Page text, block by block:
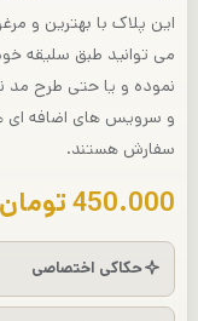
این پلاک با بهترین و
می توانید طبق سلیقه
نموده و یا حتی طرح مد
سفارش هستند.
450.000تومان
حکاکی اختصاصی